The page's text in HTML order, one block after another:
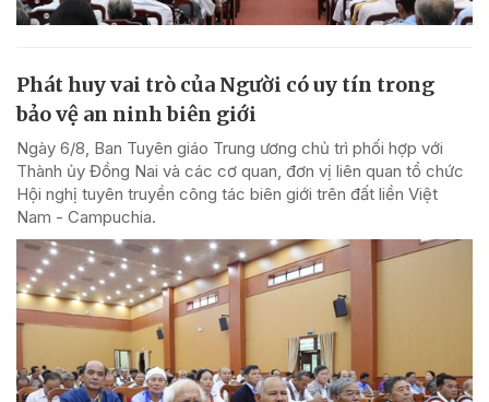
Phát huy vai trò của Người có uy tín trong
bảo vệ an ninh biên giới
Ngày 6/8, Ban Tuyên giáo Trung ương chủ trì phối hợp với
Thành ủy Đồng Nai và các cơ quan, đơn vị liên quan tổ chức
Hội nghị tuyên truyền công tác biên giới trên đất liền Việt
Nam - Campuchia.